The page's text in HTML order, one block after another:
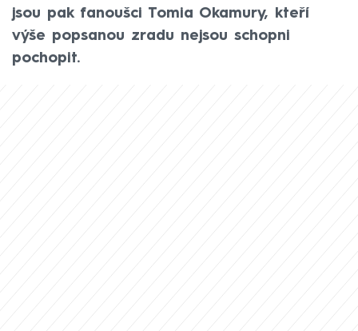
jsou pak fanoušci Tomia Okamury, kteří
výše popsanou zradu nejsou schopni
pochopit.